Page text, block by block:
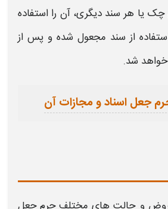
چک یا هر سند دیگری،آن را استفاده
از سند مجعول شده و پس از
خواهد شد.
جعل اسناد و مجازات آن